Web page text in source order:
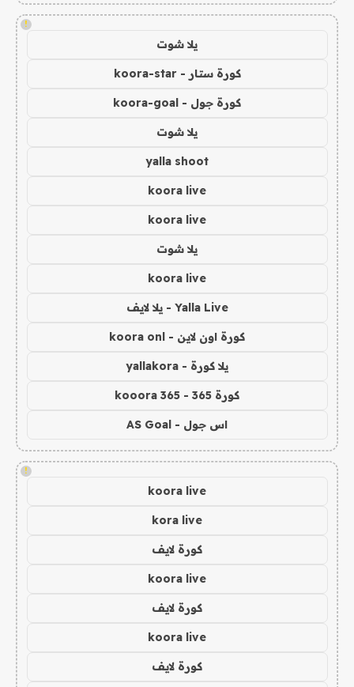
!
يلا شوت
كورة ستار - koora-star
كورة جول - koora-goal
يلا شوت
yalla shoot
koora live
koora live
يلا شوت
koora live
Yalla Live - يلا لايف
كورة اون لاين - koora onl
يلا كورة - yallakora
كورة 365 - kooora 365
اس جول - AS Goal
!
koora live
kora live
كورة لايف
koora live
كورة لايف
koora live
كورة لايف